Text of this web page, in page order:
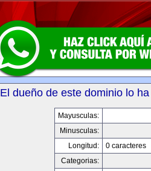
El dueño de este dominio lo
Mayusculas:
Minusculas:
Longitud:
0 caracteres
Categorias: